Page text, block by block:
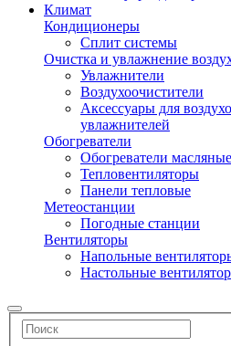
Климат
Кондиционеры
Сплит системы
Очистка и увлажнение
Увлажнители
Воздухоочистители
Аксессуары для
увлажнителей
Обогреватели
Обогреватели масляные
Тепловентиляторы
Панели тепловые
Метеостанции
Погодные станции
Вентиляторы
Напольные
Настольные